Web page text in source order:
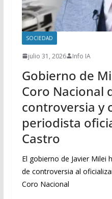
SOCIEDAD
julio 31, 2026 Info IA
Gobierno de
Coro Nacional
controversia y
periodista
Castro
El gobierno de Javier Milei
de controversia al
Coro Nacional